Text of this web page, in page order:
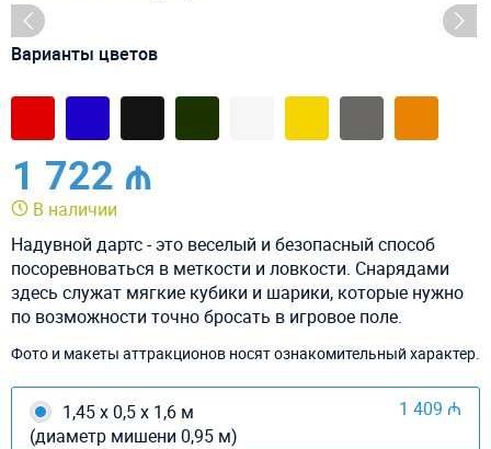
Варианты цветов
1 722 ₼
В наличии
Надувной дартс - это веселый и безопасный способ
посоревноваться в меткости и ловкости. Снарядами
здесь служат мягкие кубики и шарики, которые нужно
по возможности точно бросать в игровое поле.
Фото и макеты аттракционов носят ознакомительный характер.
1,45 х 0,5 х 1,6 м
(диаметр мишени 0,95 м)
1 409 ₼